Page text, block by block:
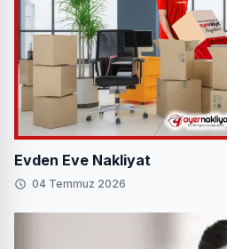
Evden Eve Nakliyat
04 Temmuz 2026